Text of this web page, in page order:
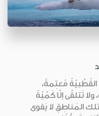
القُطْبيّةُ مُعتِمةً،
تَتلقّى إلّا كَمّيّةً
المَناطِقِ لا يَقوى